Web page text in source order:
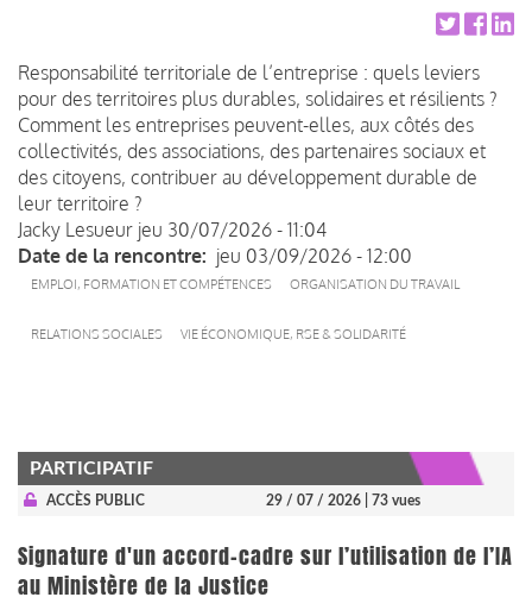
Responsabilité territoriale de l’entreprise : quels leviers
pour des territoires plus durables, solidaires et résilients ?
Comment les entreprises peuvent-elles, aux côtés des
collectivités, des associations, des partenaires sociaux et
des citoyens, contribuer au développement durable de
leur territoire ?
Jacky Lesueur jeu 30/07/2026 - 11:04
Date de la rencontre
jeu 03/09/2026 - 12:00
EMPLOI, FORMATION ET COMPÉTENCES ORGANISATION DU TRAVAIL
RELATIONS SOCIALES VIE ÉCONOMIQUE, RSE & SOLIDARITÉ
PARTICIPATIF
ACCÈS PUBLIC 29 / 07 / 2026 | 73 vues
Signature d'un accord-cadre sur l’utilisation de l’IA
au Ministère de la Justice